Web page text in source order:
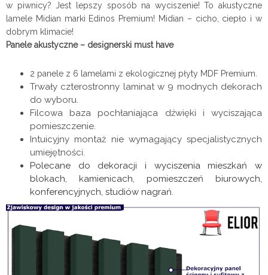
w piwnicy? Jest lepszy sposób na wyciszenie! To akustyczne
lamele Midian marki Edinos Premium! Midian – cicho, ciepło i w
dobrym klimacie!
Panele akustyczne – designerski must have
2 panele z 6 lamelami z ekologicznej płyty MDF Premium.
Trwały czterostronny laminat w 9 modnych dekorach
do wyboru.
Filcowa baza pochłaniająca dźwięki i wyciszająca
pomieszczenie.
Intuicyjny montaż nie wymagający specjalistycznych
umiejętności.
Polecane do dekoracji i wyciszenia mieszkań w
blokach, kamienicach, pomieszczeń biurowych,
konferencyjnych, studiów nagrań.